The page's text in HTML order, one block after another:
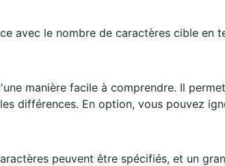
avec le nombre de caractères cible en
manière facile à comprendre. Il
différences. En option, vous pouvez
peuvent être spécifiés, et un